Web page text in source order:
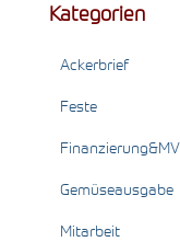
Kategorien
Ackerbrief
Feste
Finanzierung&MV
Gemüseausgabe
Mitarbeit